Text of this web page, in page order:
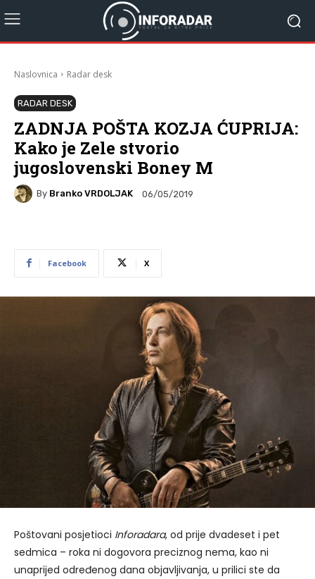
Naslovnica Radar desk
RADAR DESK
ZADNJA POŠTA KOZJA ĆUPRIJA:
Kako je Zele stvorio
jugoslovenski Boney M
By Branko VRDOLJAK 06/05/2019
Facebook X
Poštovani posjetioci Inforadara, od prije dvadeset i pet
sedmica – roka ni dogovora preciznog nema, kao ni
unaprijed određenog dana objavljivanja, u prilici ste da